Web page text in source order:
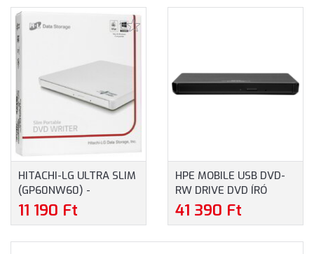
TÁMOGATÁSSAL,
FEKETE
1
HITACHI-LG ULTRA SLIM
(GP60NW60) -
ULTRAKESKENY,
HORDOZHATÓ 8-SZOROS
11 190 Ft
HPE MOBILE USB DVD-
RW DRIVE DVD ÍRÓ
(701498-B21)
41 390 Ft